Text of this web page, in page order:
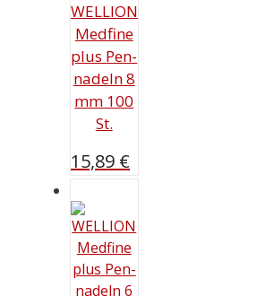
WELLION
Medfine
plus Pen-
nadeln 8
mm 100
St.
15,89 €